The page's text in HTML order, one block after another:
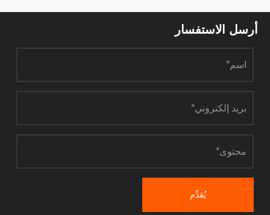
أرسل الاستفسار
يُقدِّم